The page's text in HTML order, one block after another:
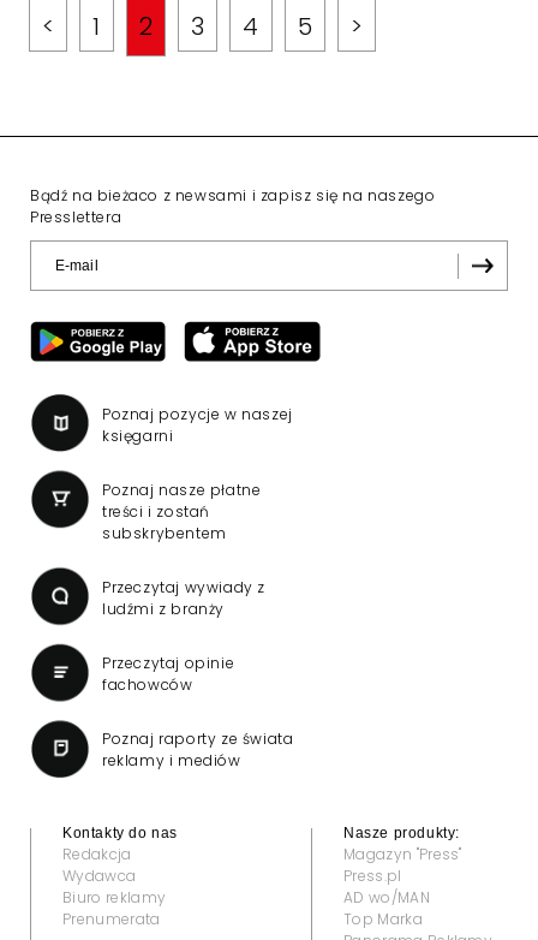
< 1 2 3 4 5 >
Bądź na bieżaco z newsami i zapisz się na naszego
Presslettera
Poznaj pozycje w naszej
księgarni
Poznaj nasze płatne
treści i zostań
subskrybentem
Przeczytaj wywiady z
ludźmi z branży
Przeczytaj opinie
fachowców
Poznaj raporty ze świata
reklamy i mediów
Kontakty do nas
Redakcja
Wydawca
Biuro reklamy
Prenumerata
Nasze produkty:
Magazyn "Press"
Press.pl
AD wo/MAN
Top Marka